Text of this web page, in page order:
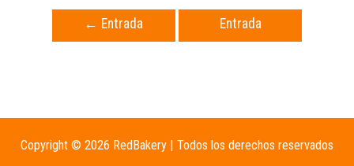
← Entrada
Entrada
Copyright © 2026 RedBakery | Todos los derechos reservados